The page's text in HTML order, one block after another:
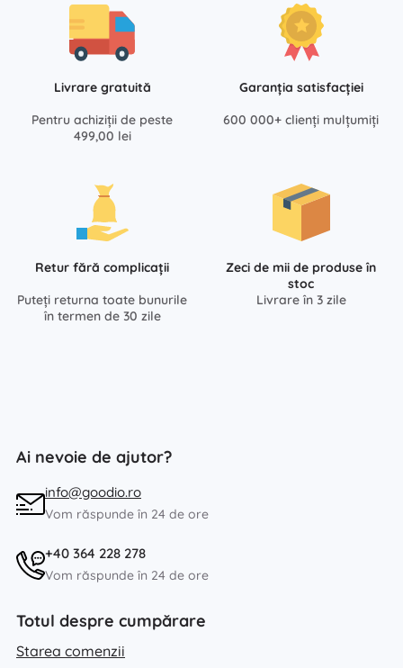
Livrare gratuită
Pentru achiziții de peste
499,00 lei
Garanția satisfacției
600 000+ clienți mulțumiți
Retur fără complicații
Puteți returna toate bunurile
în termen de 30 zile
Zeci de mii de produse în
stoc
Livrare în 3 zile
Ai nevoie de ajutor?
info@goodio.ro
Vom răspunde în 24 de ore
+40 364 228 278
Vom răspunde în 24 de ore
Totul despre cumpărare
Starea comenzii